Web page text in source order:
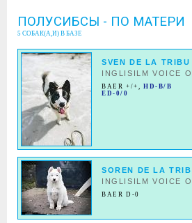
ПОЛУСИБСЫ - ПО МАТЕРИ
5 СОБАК(А,И) В БАЗЕ
SVEN DE LA
INGLISILM VOICE
BAER +/+ ,HD-B/B
ED-0/0
SOREN DE LA
INGLISILM VOICE
BAER D-0